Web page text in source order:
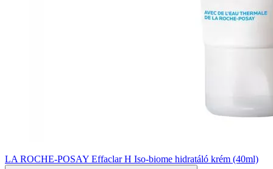
LA ROCHE-POSAY Effaclar H Iso-biome hidratáló krém (40ml)